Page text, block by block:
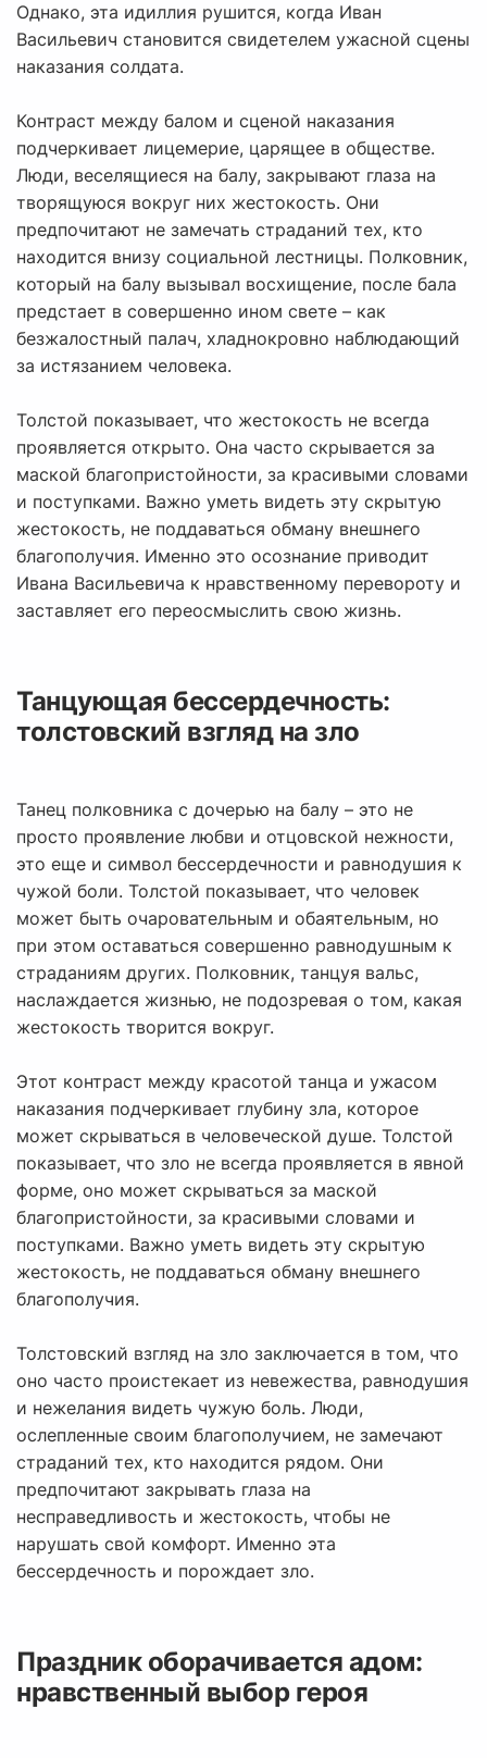
Однако, эта идиллия рушится, когда Иван
Васильевич становится свидетелем ужасной сцены
наказания солдата.
Контраст между балом и сценой наказания
подчеркивает лицемерие, царящее в обществе.
Люди, веселящиеся на балу, закрывают глаза на
творящуюся вокруг них жестокость. Они
предпочитают не замечать страданий тех, кто
находится внизу социальной лестницы. Полковник,
который на балу вызывал восхищение, после бала
предстает в совершенно ином свете – как
безжалостный палач, хладнокровно наблюдающий
за истязанием человека.
Толстой показывает, что жестокость не всегда
проявляется открыто. Она часто скрывается за
маской благопристойности, за красивыми словами
и поступками. Важно уметь видеть эту скрытую
жестокость, не поддаваться обману внешнего
благополучия. Именно это осознание приводит
Ивана Васильевича к нравственному перевороту и
заставляет его переосмыслить свою жизнь.
Танцующая бессердечность:
толстовский взгляд на зло
Танец полковника с дочерью на балу – это не
просто проявление любви и отцовской нежности,
это еще и символ бессердечности и равнодушия к
чужой боли. Толстой показывает, что человек
может быть очаровательным и обаятельным, но
при этом оставаться совершенно равнодушным к
страданиям других. Полковник, танцуя вальс,
наслаждается жизнью, не подозревая о том, какая
жестокость творится вокруг.
Этот контраст между красотой танца и ужасом
наказания подчеркивает глубину зла, которое
может скрываться в человеческой душе. Толстой
показывает, что зло не всегда проявляется в явной
форме, оно может скрываться за маской
благопристойности, за красивыми словами и
поступками. Важно уметь видеть эту скрытую
жестокость, не поддаваться обману внешнего
благополучия.
Толстовский взгляд на зло заключается в том, что
оно часто проистекает из невежества, равнодушия
и нежелания видеть чужую боль. Люди,
ослепленные своим благополучием, не замечают
страданий тех, кто находится рядом. Они
предпочитают закрывать глаза на
несправедливость и жестокость, чтобы не
нарушать свой комфорт. Именно эта
бессердечность и порождает зло.
Праздник оборачивается адом:
нравственный выбор героя